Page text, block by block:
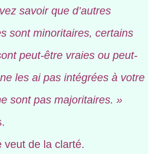
savoir que d’autres
sont minoritaires, certains
peut-être vraies ou peut-
les ai pas intégrées à votre
sont pas majoritaires. »
veut de la clarté.